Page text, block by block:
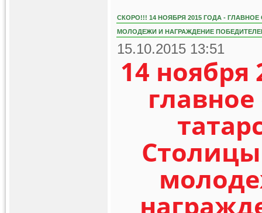
СКОРО!!! 14 НОЯБРЯ 2015 ГОДА -
МОЛОДЕЖИ И НАГРАЖДЕНИЕ
15.10.2015 13:51
14 ноября